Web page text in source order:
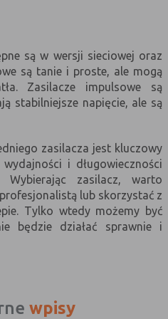
spowoduje, że
nie będą działać
realizację modelu
nie spowoduje
całości funkcjonalności
może obniżyć poziom
usługi ze względu na brak
przez właściciela
subsydiujących
Do tej kategorii należą
jaki cookie będzie
są w wersji sieciowej oraz
są tanie i proste, ale mogą
Zasilacze impulsowe są
stabilniejsze napięcie, ale są
zasilacza jest kluczowy
i długowieczności
Wybierając zasilacz, warto
lub skorzystać z
Tylko wtedy możemy być
będzie działać sprawnie i
wpisy